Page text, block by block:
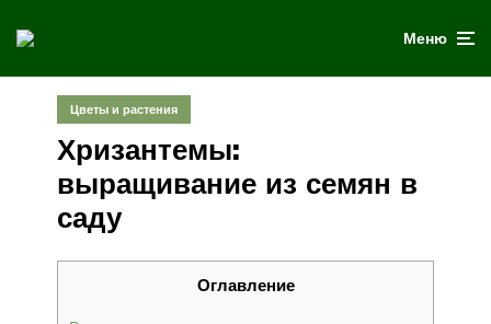
Меню
Цветы и растения
Хризантемы:
выращивание из семян в
саду
Оглавление